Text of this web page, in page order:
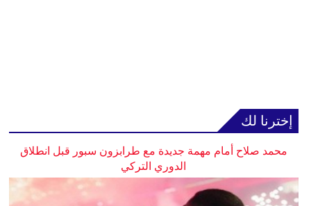
إخترنا لك
محمد صلاح أمام مهمة جديدة مع طرابزون سبور قبل انطلاق
الدوري التركي